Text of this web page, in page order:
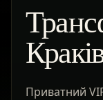
Приватний